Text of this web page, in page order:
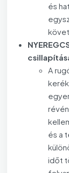
és
A
és a
időt